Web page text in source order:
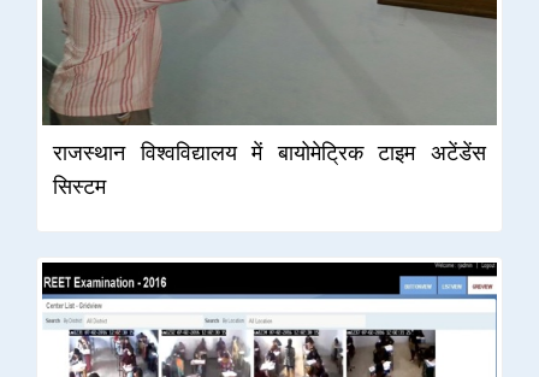
राजस्थान विश्वविद्यालय में बायोमेट्रिक टाइम अटेंडेंस
सिस्टम